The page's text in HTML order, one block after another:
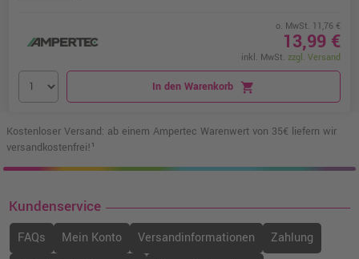
o. MwSt. 11,76 €
13,99 €
inkl. MwSt. zzgl. Versand
In den Warenkorb shopping_cart
Kostenloser Versand: ab einem Ampertec Warenwert von 35€ liefern wir
versandkostenfrei!¹
Kundenservice
FAQs Mein Konto Versandinformationen
Zahlung